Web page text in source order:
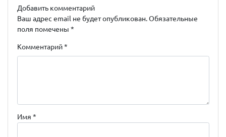
Добавить комментарий
Ваш адрес email не будет опубликован. Обязательные
поля помечены *
Комментарий*
Имя *